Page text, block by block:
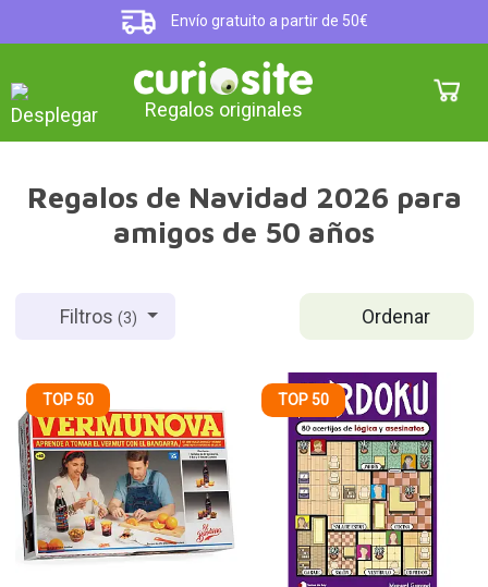
Envío gratuito a partir de 50€
Regalos originales
Regalos de Navidad 2026 para
amigos de 50 años
Ordenar
Filtros(3)
TOP 50 TOP 50